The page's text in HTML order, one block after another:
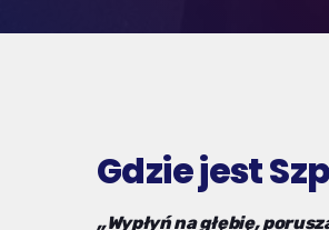
Gdzie jest
„Wypłyń na głębię,